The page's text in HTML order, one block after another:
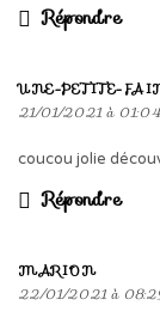
Répondre
UNE-PETITE-
21/01/2021 à 01:04
coucou jolie
Répondre
MARION
22/01/2021 à